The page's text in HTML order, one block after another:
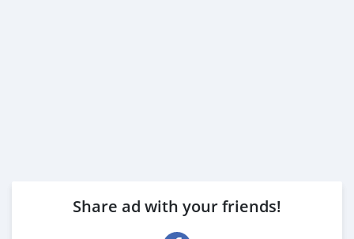
Share ad with your friends!